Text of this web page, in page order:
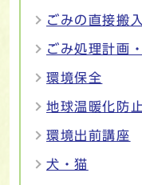
ごみの直接搬
ごみ処理計画
環境保全
地球温暖化防止
環境出前講座
犬・猫